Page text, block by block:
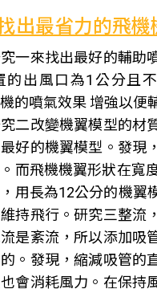
出最省力的飛機
一來找出最好的輔助
的出風口為1公分且
的噴氣效果 增強以便
二改變機翼模型的材
好的機翼模型。發現
而飛機機翼形狀在寬
用長為12公分的機翼
持飛行。研究三整流
是紊流，所以添加吸
。發現，縮減吸管的
會消耗風力。在保持